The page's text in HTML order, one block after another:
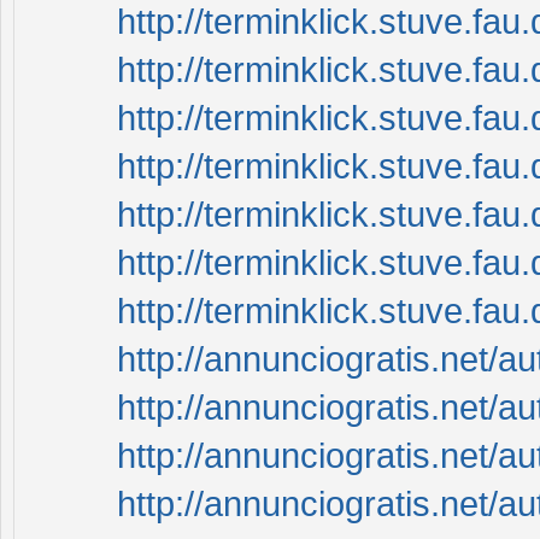
http://
http://
http://
http://
http://
http://
http://
http://annunciogratis.net/
http://annunciogratis.net/
http://annunciogratis.net/
http://annunciogratis.net/